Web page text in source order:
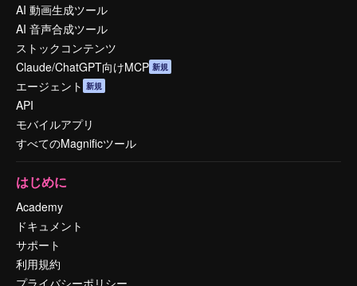
AI 動画生成ツール
AI 音声合成ツール
ストックコンテンツ
Claude/ChatGPT向けMCP 新規
エージェント 新規
API
モバイルアプリ
すべてのMagnificツール
はじめに
Academy
ドキュメント
サポート
利用規約
プライバシーポリシー